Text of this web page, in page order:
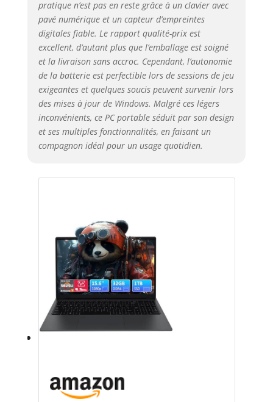
pratique n’est pas en reste grâce à un clavier avec
pavé numérique et un capteur d’empreintes
digitales fiable. Le rapport qualité-prix est
excellent, d’autant plus que l’emballage est soigné
et la livraison sans accroc. Cependant, l’autonomie
de la batterie est perfectible lors de sessions de jeu
exigeantes et quelques soucis peuvent survenir lors
des mises à jour de Windows. Malgré ces légers
inconvénients, ce PC portable séduit par son design
et ses multiples fonctionnalités, en faisant un
compagnon idéal pour un usage quotidien.